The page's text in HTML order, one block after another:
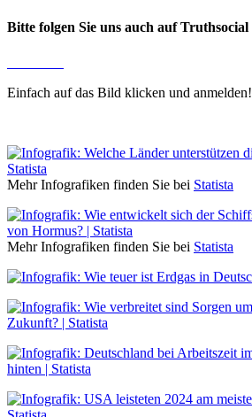
Bitte folgen Sie uns auch auf Truthsocial
Einfach auf das Bild klicken und anmelden!
Mehr Infografiken finden Sie bei Statista
Mehr Infografiken finden Sie bei Statista